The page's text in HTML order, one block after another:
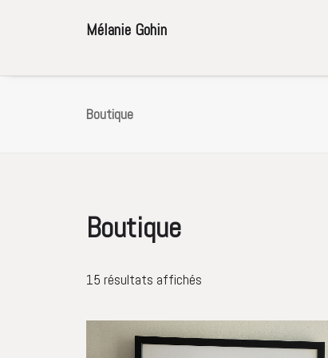
Mélanie Gohin
Boutique
Boutique
15 résultats affichés